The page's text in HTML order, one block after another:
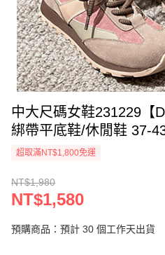
中大尺碼女鞋231229【
綁帶平底鞋/休閒鞋 37-
超取滿NT$1,800免運
NT$1,980
NT$1,580
預購商品：預計 30 個工作天出貨